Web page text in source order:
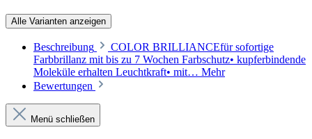
Alle Varianten anzeigen
Beschreibung
COLOR BRILLIANCEfür sofortige
Farbbrillanz mit bis zu 7 Wochen Farbschutz• kupferbindende
Moleküle erhalten Leuchtkraft• mit… Mehr
Bewertungen
Menü schließen